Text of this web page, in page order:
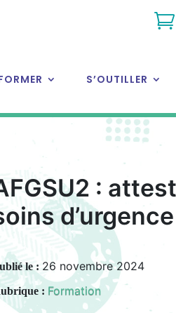

S’OUTILLER
:
le : 26 novembre 2024
: Formation